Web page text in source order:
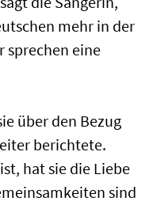
mehr in der
sprechen eine
über den Bezug
berichtete.
hat sie die Liebe
sind